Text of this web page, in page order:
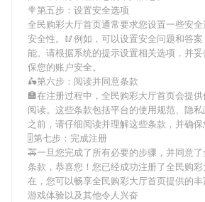
🍭第五步：设置安全选项
全民购彩大厅首页通常要求您设置一些安
安全性。🥢例如，可以设置安全问题和答
能。请根据系统的提示设置相关选项，并
保您的账户安全。
🛵第六步：阅读并同意条款
🏣在注册过程中， 全民购彩大厅首页会提
阅读。这些条款包括平台的使用规范、隐
之前，请仔细阅读并理解这些条款，并确保
🎚第七步：完成注册
🚕一旦您完成了所有必要的步骤，并同意了
条款，恭喜您！您已经成功注册了全民购
在，您可以畅享全民购彩大厅首页提供的
游戏体验以及其他令人兴奋